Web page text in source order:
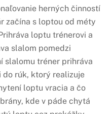
herných činností
začína s loptou od méty
loptu trénerovi a
slalom pomedzi
slalomu tréner prihráva
do rúk, ktorý realizuje
loptu vracia a čo
kde v páde chytá